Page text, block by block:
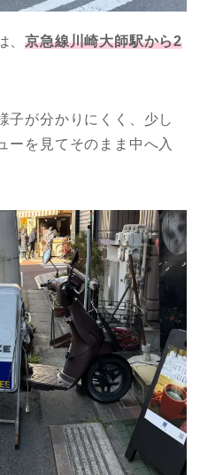
、京急線川崎大師駅から2
子が分かりにくく、少し
ーを見てそのまま中へ入